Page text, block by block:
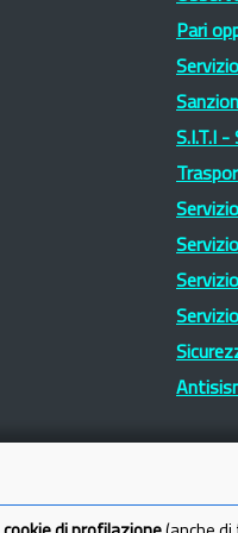
Pari
S.I.T.I -